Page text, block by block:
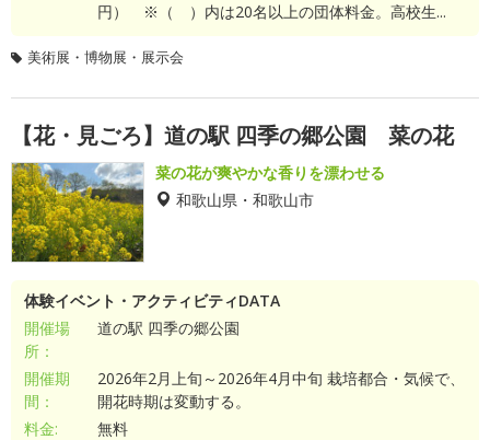
円） ※（ ）内は20名以上の団体料金。高校生...
美術展・博物展・展示会
【花・見ごろ】道の駅 四季の郷公園 菜の花
菜の花が爽やかな香りを漂わせる
和歌山県・和歌山市
体験イベント・アクティビティDATA
開催場
所：
道の駅 四季の郷公園
開催期
間：
2026年2月上旬～2026年4月中旬 栽培都合・気候で、
開花時期は変動する。
料金:
無料